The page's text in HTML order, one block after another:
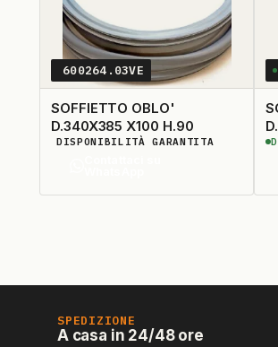
600264.03VE
SOFFIETTO OBLO'
D.340X385 X100 H.90
DISPONIBILITÀ GARANTITA
SPEDIZIONE
A casa in 24/48 ore